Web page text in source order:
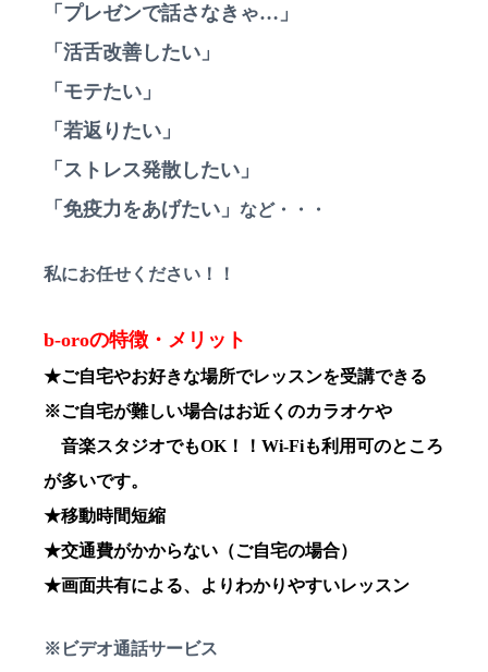
「プレゼンで話さなきゃ…」
「活舌改善したい」
「モテたい」
「若返りたい」
「ストレス発散したい」
「免疫力をあげたい」 など・・・
私にお任せください！！
b-oroの特徴・メリット
★ご自宅やお好きな場所でレッスンを受講できる
※ご自宅が難しい場合はお近くのカラオケや
音楽スタジオでもOK！！Wi-Fiも利用可のところ
が多いです。
★移動時間短縮
★交通費がかからない（ご自宅の場合）
★画面共有による、よりわかりやすいレッスン
※ビデオ通話サービス